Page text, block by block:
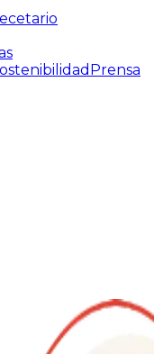
Prensa
Experiencias